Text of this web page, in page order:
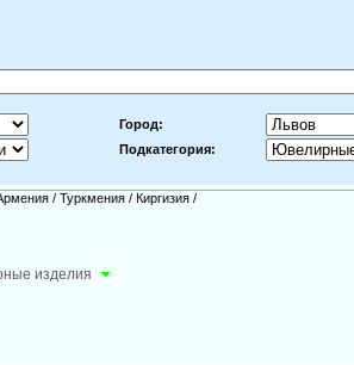
Город:
Подкатегория:
/ Туркмения / Киргизия /
изделия